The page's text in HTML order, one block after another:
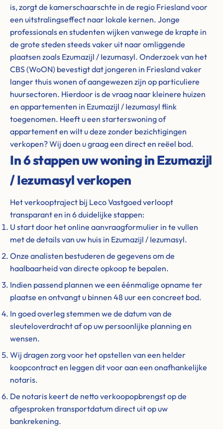
is, zorgt de kamerschaarschte in de regio Friesland voor
een uitstralingseffect naar lokale kernen. Jonge
professionals en studenten wijken vanwege de krapte in
de grote steden steeds vaker uit naar omliggende
plaatsen zoals Ezumazijl / Iezumasyl. Onderzoek van het
CBS (WoON) bevestigt dat jongeren in Friesland vaker
langer thuis wonen of aangewezen zijn op particuliere
huursectoren. Hierdoor is de vraag naar kleinere huizen
en appartementen in Ezumazijl / Iezumasyl flink
toegenomen. Heeft u een starterswoning of
appartement en wilt u deze zonder bezichtigingen
verkopen? Wij doen u graag een direct en reëel bod.
In 6 stappen uw woning in Ezumazijl
/ Iezumasyl verkopen
Het verkooptraject bij Leco Vastgoed verloopt
transparant en in 6 duidelijke stappen:
U start door het online aanvraagformulier in te vullen
met de details van uw huis in Ezumazijl / Iezumasyl.
Onze analisten bestuderen de gegevens om de
haalbaarheid van directe opkoop te bepalen.
Indien passend plannen we een éénmalige opname ter
plaatse en ontvangt u binnen 48 uur een concreet bod.
In goed overleg stemmen we de datum van de
sleuteloverdracht af op uw persoonlijke planning en
wensen.
Wij dragen zorg voor het opstellen van een helder
koopcontract en leggen dit voor aan een onafhankelijke
notaris.
De notaris keert de netto verkoopopbrengst op de
afgesproken transportdatum direct uit op uw
bankrekening.